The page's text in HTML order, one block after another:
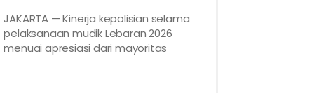
JAKARTA — Kinerja kepolisian selama
pelaksanaan mudik Lebaran 2026
menuai apresiasi dari mayoritas